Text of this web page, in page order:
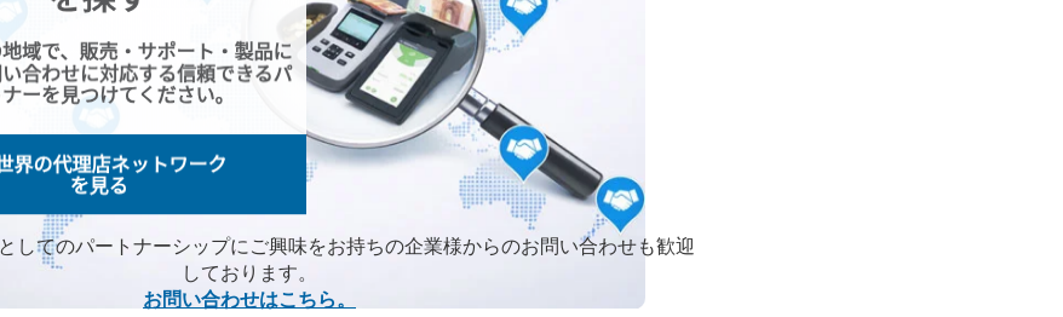
してのパートナーシップにご興味をお持ちの企業様からのお問い合わせも歓迎
しております。
お問い合わせはこちら。